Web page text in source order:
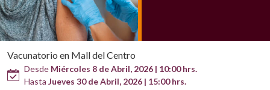
Vacunatorio en Mall del Centro
Desde Miércoles 8 de Abril, 2026 | 10:00 hrs.
Hasta Jueves 30 de Abril, 2026 | 15:00 hrs.